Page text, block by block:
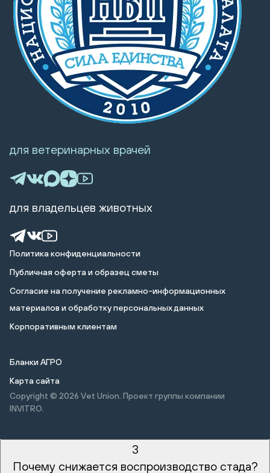
Политика конфиденциальности
Публичная оферта и образец сметы
Cогласие на получение рекламно-информационных
материалов и обработку персональных данных
Корпоративным клиентам
Бланки АГРО
Карта сайта
Copyright © 2026 Vet Union. Проект группы компании
INVITRO.
для ветеринарных врачей
для владельцев животных
3
Почему снижается воспроизводство стада?